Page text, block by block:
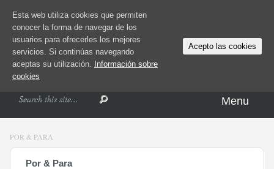
Menu
POR & PARA
Por & Para
Esta web utiliza cookies que permiten
conocer la forma de navegar de los
usuarios para ofrecerles los mejores
servicios. Si continúas navegando
aceptas su utilización.
Información sobre
cookies
Acepto las cookies